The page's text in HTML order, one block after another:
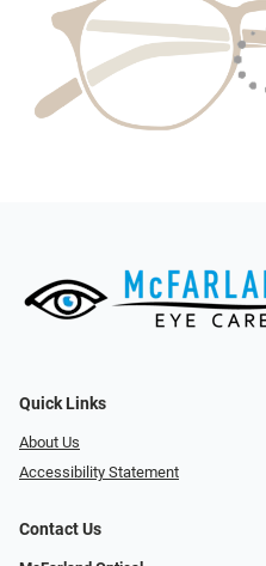
Quick Links
About Us
Accessibility Statement
Contact Us